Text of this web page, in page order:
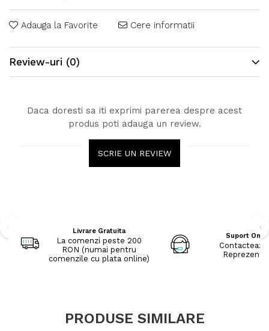
Adauga la Favorite Cere informatii
Review-uri (0)
Daca doresti sa iti exprimi parerea despre acest
produs poti adauga un review.
SCRIE UN REVIEW
Livrare Gratuita
La comenzi peste 200
RON (numai pentru
comenzile cu plata online)
Suport
Contacteaza
PRODUSE SIMILARE